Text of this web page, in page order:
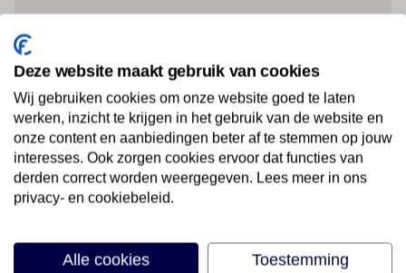
Deze website maakt gebruik van cookies
Wij gebruiken cookies om onze website goed te laten
werken, inzicht te krijgen in het gebruik van de website en
onze content en aanbiedingen beter af te stemmen op jouw
interesses. Ook zorgen cookies ervoor dat functies van
derden correct worden weergegeven. Lees meer in ons
privacy- en cookiebeleid.
Alle cookies
Toestemming